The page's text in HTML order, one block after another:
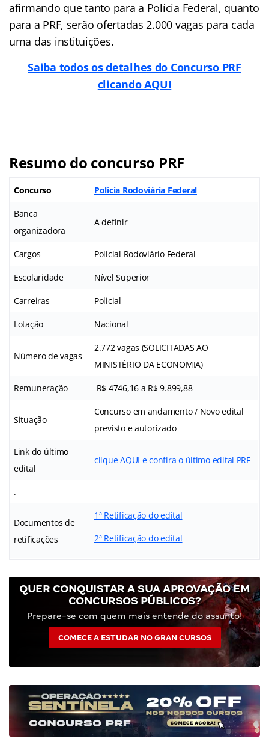
afirmando que tanto para a Polícia Federal, quanto
para a PRF, serão ofertadas 2.000 vagas para cada
uma das instituições.
Saiba todos os detalhes do Concurso PRF
clicando AQUI
Resumo do concurso PRF
Concurso Polícia Rodoviária Federal
Banca
organizadora
A definir
Cargos Policial Rodoviário Federal
Escolaridade Nível Superior
Carreiras Policial
Lotação Nacional
Número de vagas
2.772 vagas (SOLICITADAS AO
MINISTÉRIO DA ECONOMIA)
Remuneração R$ 4746,16 a R$ 9.899,88
Situação
Concurso em andamento / Novo edital
previsto e autorizado
Link do último
edital
clique AQUI e confira o último edital PRF
.
Documentos de
retificações
1ª Retificação do edital
2ª Retificação do edital
QUER CONQUISTAR A SUA APROVAÇÃO EM
CONCURSOS PÚBLICOS?
Prepare-se com quem mais entende do assunto!
COMECE A ESTUDAR NO GRAN CURSOS